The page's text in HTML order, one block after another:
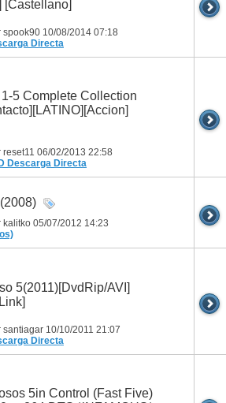
[Castellano]
spook90 10/08/2014 07:18
Directa
5 Complete Collection
06/02/2013 22:58
Descarga Directa
kalitko 05/07/2012 14:23
5(2011)[DvdRip/AVI]
10/10/2011 21:07
Directa
5in Control (Fast Five)